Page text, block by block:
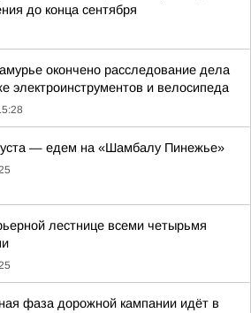
до конца сентября
окончено расследование дела
электроинструментов и велосипеда
— едем на «Шамбалу Пинежье»
лестнице всеми четырьмя
фаза дорожной кампании идёт в